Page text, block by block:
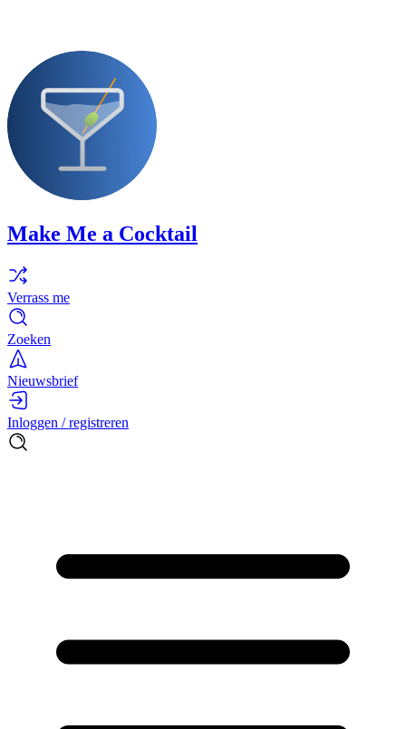
Make Me a Cocktail
Verrass me
Zoeken
Nieuwsbrief
Inloggen / registreren